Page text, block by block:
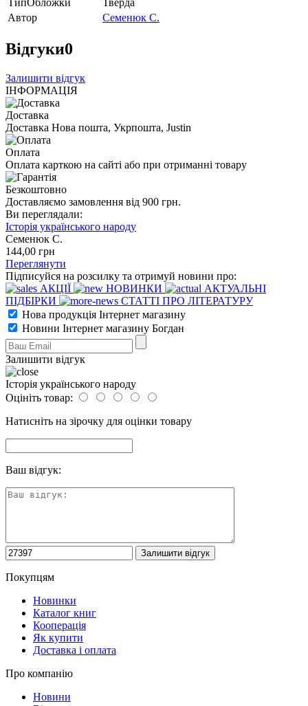
Автор
Семенюк С.
Відгуки0
Залишити відгук
ІНФОРМАЦІЯ
Доставка
Доставка Нова пошта, Укрпошта, Justin
Оплата
Оплата карткою на сайті або при отриманні товару
Безкоштовно
Доставляємо замовлення від 900 грн.
Ви переглядали:
Історія українського народу
Семенюк С.
144,00 грн
Переглянути
Підписуйся на розсилку та отримуй новини про:
АКЦІЇ
НОВИНКИ
АКТУАЛЬНІ
ПІДБІРКИ
СТАТТІ ПРО ЛІТЕРАТУРУ
Нова продукція Інтернет магазину
Новини Інтернет магазину Богдан
Залишити відгук
Історія українського народу
Оцініть товар:
Натисніть на зірочку для оцінки товару
Ваш відгук:
Покупцям
Новинки
Каталог книг
Кооперація
Як купити
Доставка і оплата
Про компанію
Новини